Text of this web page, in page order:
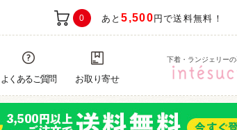
0 あと5,500 円で送料無料！
よくあるご質問 お取り寄せ
下着・ランジェリー